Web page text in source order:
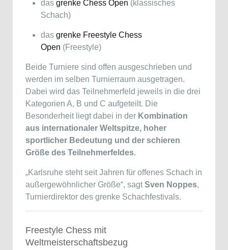
das grenke Chess Open (klassisches
Schach)
das grenke Freestyle Chess
Open (Freestyle)
Beide Turniere sind offen ausgeschrieben und
werden im selben Turnierraum ausgetragen.
Dabei wird das Teilnehmerfeld jeweils in die drei
Kategorien A, B und C aufgeteilt. Die
Besonderheit liegt dabei in der Kombination
aus internationaler Weltspitze, hoher
sportlicher Bedeutung und der schieren
Größe des Teilnehmerfeldes.
„Karlsruhe steht seit Jahren für offenes Schach in
außergewöhnlicher Größe“, sagtSven Noppes,
Turnierdirektor des grenke Schachfestivals.
Freestyle Chess mit
Weltmeisterschaftsbezug